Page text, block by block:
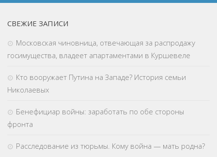
СВЕЖИЕ ЗАПИСИ
Московская чиновница, отвечающая за распродажу
госимущества, владеет апартаментами в Куршевеле
Кто вооружает Путина на Западе? История семьи
Николаевых
Бенефициар войны: заработать по обе стороны
фронта
Расследование из тюрьмы. Кому война — мать родна?